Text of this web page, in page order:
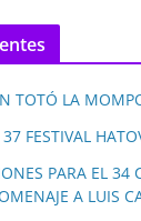
TOTÓ LA
FESTIVAL
PARA EL 34
A LUIS